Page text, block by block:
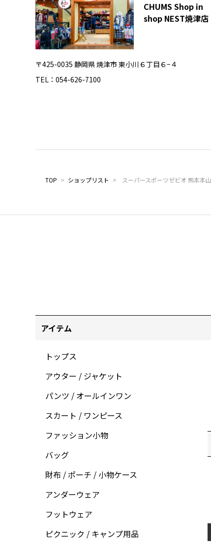
CHUMS Shop in
shop NEST焼津店
〒425-0035 静岡県 焼津市 東小川６丁目６−４
TEL：054-626-7100
TOP > ショップリスト > スーパースポーツゼビオ 熊本本
アイテム
トップス
アウター / ジャケット
パンツ / オールインワン
スカート / ワンピース
ファッション小物
バッグ
財布 / ポーチ / 小物ケース
アンダーウェア
フットウェア
ピクニック / キャンプ用品